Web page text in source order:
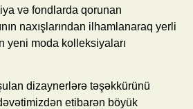
və fondlarda qorunan
naxışlarından ilhamlanaraq yerli
yeni moda kolleksiyaları
dizaynerlərə təşəkkürünü
etibarən böyük